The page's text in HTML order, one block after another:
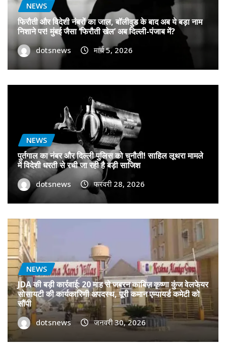
NEWS
फिरौती और विदेशी नंबरों का जाल, बॉलीवुड के बाद अब ये बड़ा नाम
निशाने पर! मुंबई जैसा ‘फिरौती खेल’ अब दिल्ली-पंजाब में?
dotsnews मार्च 5, 2026
NEWS
पुर्तगाल का नंबर और दिल्ली पुलिस को चुनौती! साहिल लूथरा मामले
में विदेशी धरती से रची जा रही है बड़ी साजिश
dotsnews फरवरी 28, 2026
NEWS
JDA की बड़ी कार्रवाई: 20 माह से जबरन काबिज़ कृष्णा कुंज वेलफेयर
सोसायटी की कार्यकारिणी अपदस्थ, पूरी कमान एम्पायर्ड कमेटी को
सौंपी
dotsnews जनवरी 30, 2026